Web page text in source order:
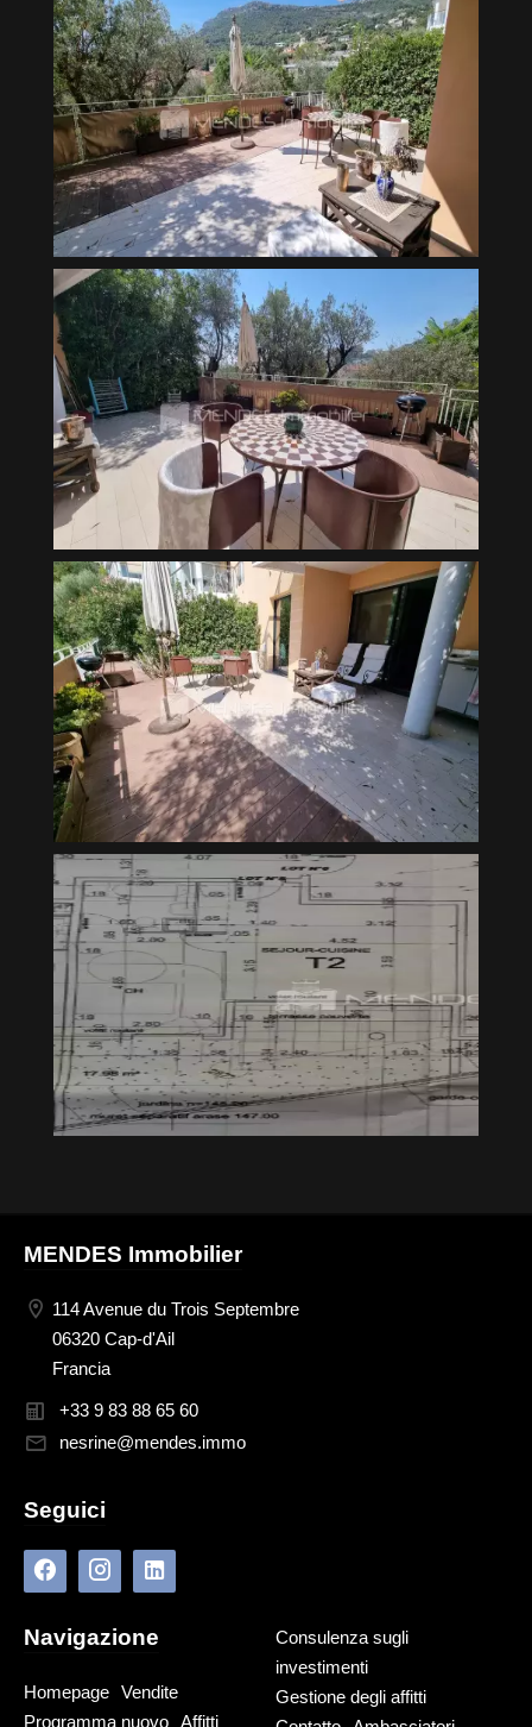
MENDES Immobilier
114 Avenue du Trois Septembre
06320 Cap-d'Ail
Francia
+33 9 83 88 65 60
nesrine@mendes.immo
Seguici
Navigazione
Homepage Vendite
Programma nuovo Affitti
Consulenza sugli
investimenti
Gestione degli affitti